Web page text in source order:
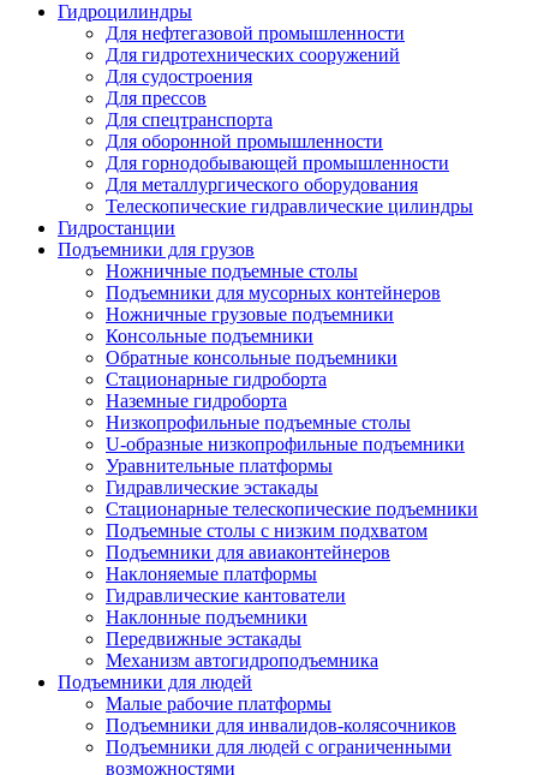
Гидроцилиндры
Для нефтегазовой промышленности
Для гидротехнических сооружений
Для судостроения
Для прессов
Для спецтранспорта
Для оборонной промышленности
Для горнодобывающей промышленности
Для металлургического оборудования
Телескопические гидравлические цилиндры
Гидростанции
Подъемники для грузов
Ножничные подъемные столы
Подъемники для мусорных контейнеров
Ножничные грузовые подъемники
Консольные подъемники
Обратные консольные подъемники
Стационарные гидроборта
Наземные гидроборта
Низкопрофильные подъемные столы
U-образные низкопрофильные подъемники
Уравнительные платформы
Гидравлические эстакады
Стационарные телескопические подъемники
Подъемные столы с низким подхватом
Подъемники для авиаконтейнеров
Наклоняемые платформы
Гидравлические кантователи
Наклонные подъемники
Передвижные эстакады
Механизм автогидроподъемника
Подъемники для людей
Малые рабочие платформы
Подъемники для инвалидов-колясочников
Подъемники для людей с ограниченными
возможностями